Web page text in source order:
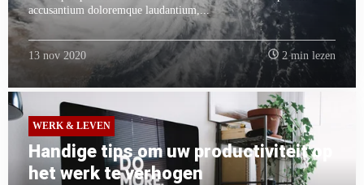
accusantium doloremque laudantium,...
13 nov 2020 2 min lezen
WERK & LEVEN
Handige tips om uw productiviteit op
het werk te verhogen